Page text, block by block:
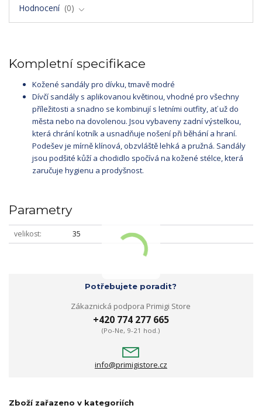
Hodnocení 0
Kompletní specifikace
Kožené sandály pro dívku, tmavě modré
Dívčí sandály s aplikovanou květinou, vhodné pro všechny
příležitosti a snadno se kombinují s letními outfity, ať už do
města nebo na dovolenou. Jsou vybaveny zadní výstelkou,
která chrání kotník a usnadňuje nošení při běhání a hraní.
Podešev je mírně klínová, obzvláště lehká a pružná. Sandály
jsou podšité kůží a chodidlo spočívá na kožené stélce, která
zaručuje hygienu a prodyšnost.
Parametry
velikost 35
Potřebujete poradit?
Zákaznická podpora Primigi Store
+420 774 277 665
(Po-Ne, 9-21 hod.)
info@primigistore.cz
Zboží zařazeno v kategoriích